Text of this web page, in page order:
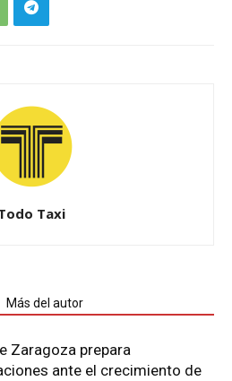
Taxi
Más del autor
Zaragoza prepara
ante el crecimiento de